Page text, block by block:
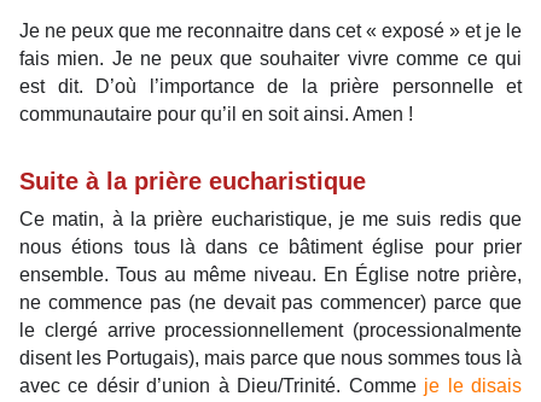
Je ne peux que me reconnaitre dans cet « exposé » et je le
fais mien. Je ne peux que souhaiter vivre comme ce qui
est dit. D’où l’importance de la prière personnelle et
communautaire pour qu’il en soit ainsi. Amen !
Suite à la prière eucharistique
Ce matin, à la prière eucharistique, je me suis redis que
nous étions tous là dans ce bâtiment église pour prier
ensemble. Tous au même niveau. En Église notre prière,
ne commence pas (ne devait pas commencer) parce que
le clergé arrive processionnellement (processionalmente
disent les Portugais), mais parce que nous sommes tous là
avec ce désir d’union à Dieu/Trinité. Comme je le disais